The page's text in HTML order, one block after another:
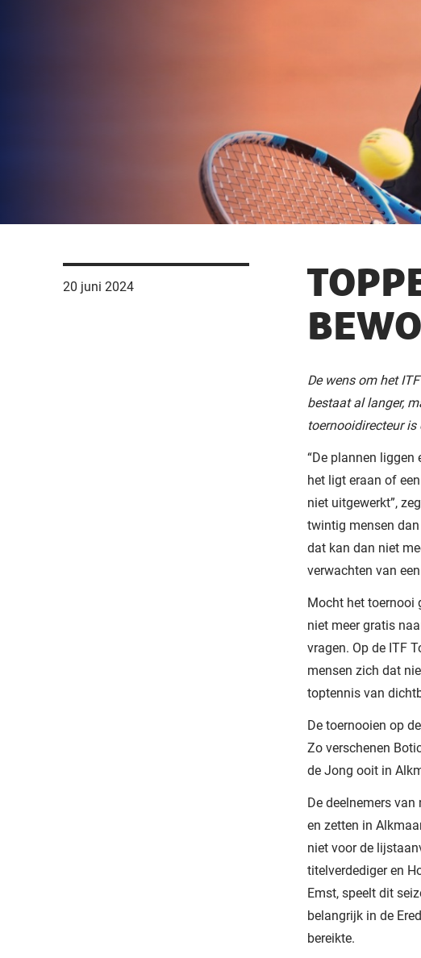
20 juni 2024
De wens om het
bestaat al langer,
toernooidirecteur
“De plannen liggen
het ligt eraan of
niet uitgewerkt”,
twintig mensen
dat kan dan niet
verwachten van
Mocht het toernooi
niet meer gratis
vragen. Op de ITF
mensen zich dat
toptennis van
De toernooien op
Zo verschenen
de Jong ooit in
De deelnemers
en zetten in
niet voor de
titelverdediger en
Emst, speelt dit
belangrijk in de
bereikte.